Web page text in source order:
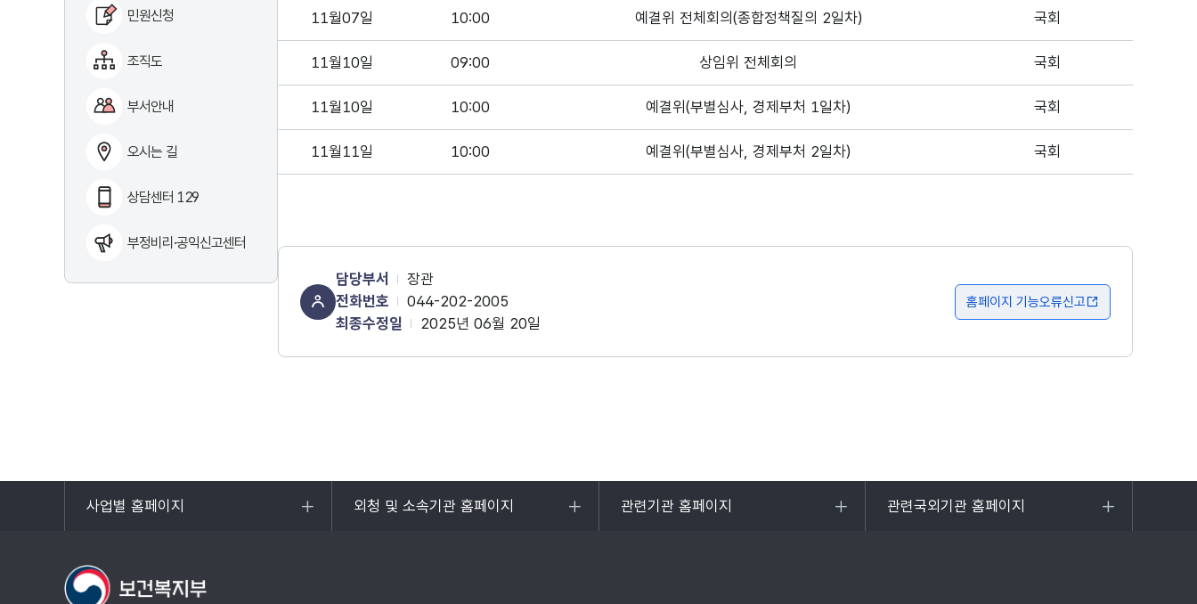
민원신청
조직도
부서안내
오시는 길
상담센터 129
부정비리·공익신고센터
11월07일 10:00 예결위 전체회의(종합정책질의 2일차) 국회
11월10일 09:00 상임위 전체회의 국회
11월10일 10:00 예결위(부별심사, 경제부처 1일차) 국회
11월11일 10:00 예결위(부별심사, 경제부처 2일차) 국회
담당부서
장관
전화번호
044-202-2005
최종수정일
2025년 06월 20일
홈페이지 기능오류신고
사업별 홈페이지
목록
외청 및 소속기관 홈페이지
목록
관련기관 홈페이지
목록
관련국외기관 홈페이지
목록